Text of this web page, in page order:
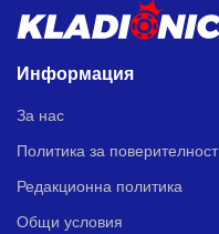
Информация
За нас
Политика за поверителност
Редакционна политика
Общи условия